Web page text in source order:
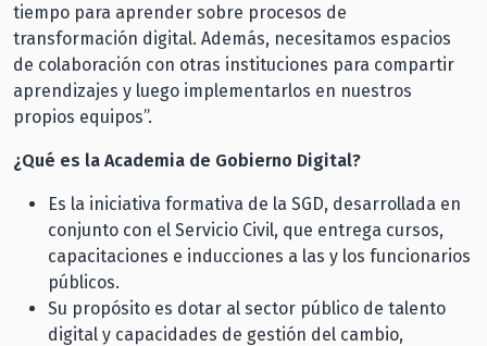
tiempo para aprender sobre procesos de
transformación digital. Además, necesitamos espacios
de colaboración con otras instituciones para compartir
aprendizajes y luego implementarlos en nuestros
propios equipos”.
¿Qué es la Academia de Gobierno Digital?
Es la iniciativa formativa de la SGD, desarrollada en
conjunto con el Servicio Civil, que entrega cursos,
capacitaciones e inducciones a las y los funcionarios
públicos.
Su propósito es dotar al sector público de talento
digital y capacidades de gestión del cambio,